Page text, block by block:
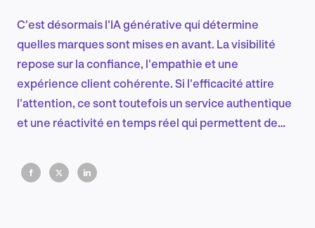
EN
FR
C'est désormais l'IA générative qui détermine
quelles marques sont mises en avant. La visibilité
repose sur la confiance, l'empathie et une
expérience client cohérente. Si l'efficacité attire
l'attention, ce sont toutefois un service authentique
et une réactivité en temps réel qui permettent de